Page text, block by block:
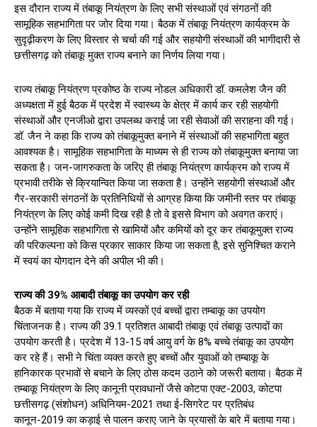
इस दौरान राज्य में तंबाकू नियंत्रण के लिए सभी संस्थाओं एवं संगठनों की
सामूहिक सहभागिता पर जोर दिया गया। बैठक में तंबाकू नियंत्रण कार्यक्रम के
सुदृढ़ीकरण के लिए विस्तार से चर्चा की गई और सहयोगी संस्थाओं की भागीदारी से
छत्तीसगढ़ को तंबाकू मुक्त राज्य बनाने का निर्णय लिया गया।
राज्य तंबाकू नियंत्रण प्रकोष्ठ के राज्य नोडल अधिकारी डॉ. कमलेश जैन की
अध्यक्षता में हुई बैठक में प्रदेश में स्वास्थ्य के क्षेत्र में कार्य कर रही सहयोगी
संस्थाओं और एनजीओ द्वारा उपलब्ध कराई जा रही सेवाओं की सराहना की गई।
डॉ. जैन ने कहा कि राज्य को तंबाकूमुक्त बनाने में संस्थाओं की सहभागिता बहुत
आवश्यक है। सामूहिक सहभागिता के माध्यम से ही राज्य को तंबाकूमुक्त बनाया जा
सकता है। जन-जागरुकता के जरिए ही तंबाकू नियंत्रण कार्यक्रम को राज्य में
प्रभावी तरीके से क्रियान्वित किया जा सकता है। उन्होंने सहयोगी संस्थाओं और
गैर-सरकारी संगठनों के प्रतिनिधियों से आग्रह किया कि जमीनी स्तर पर तंबाकू
नियंत्रण के लिए कोई कमी दिख रही है तो वे इससे विभाग को अवगत कराएं।
उन्होंने सामूहिक सहभागिता से खामियों और कमियों को दूर कर तंबाकूमुक्त राज्य
की परिकल्पना को किस प्रकार साकार किया जा सकता है, इसे सुनिश्चित कराने
में स्वयं का योगदान देने की अपील भी की।
राज्य की 39% आबादी तंबाकू का उपयोग कर रही
बैठक में बताया गया कि राज्य में व्यस्कों एवं बच्चों द्वारा तम्बाकू का उपयोग
चिंताजनक है। राज्य की 39.1 प्रतिशत आबादी तंबाकू एवं तंबाकू उत्पादों का
उपयोग करती है। प्रदेश में 13-15 वर्ष आयु वर्ग के 8% बच्चे तंबाकू का उपयोग
कर रहे हैं। सभी ने चिंता व्यक्त करते हुए बच्चों और युवाओं को तम्बाकू के
हानिकारक प्रभावों से बचाने के लिए ठोस कदम उठाने को जरूरी बताया। बैठक में
तम्बाकू नियंत्रण के लिए कानूनी प्रावधानों जैसे कोटपा एक्ट-2003, कोटपा
छत्तीसगढ़ (संशोधन) अधिनियम-2021 तथा ई-सिगरेट पर प्रतिबंध
कानून-2019 का कड़ाई से पालन कराए जाने के प्रयासों के बारे में बताया गया।